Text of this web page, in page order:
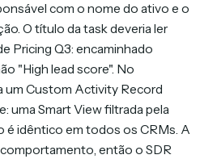
com o nome do ativo e o
O título da task deveria ler
Pricing Q3: encaminhado
"High lead score". No
um Custom Activity Record
uma Smart View filtrada pela
é idêntico em todos os CRMs. A
comportamento, então o SDR